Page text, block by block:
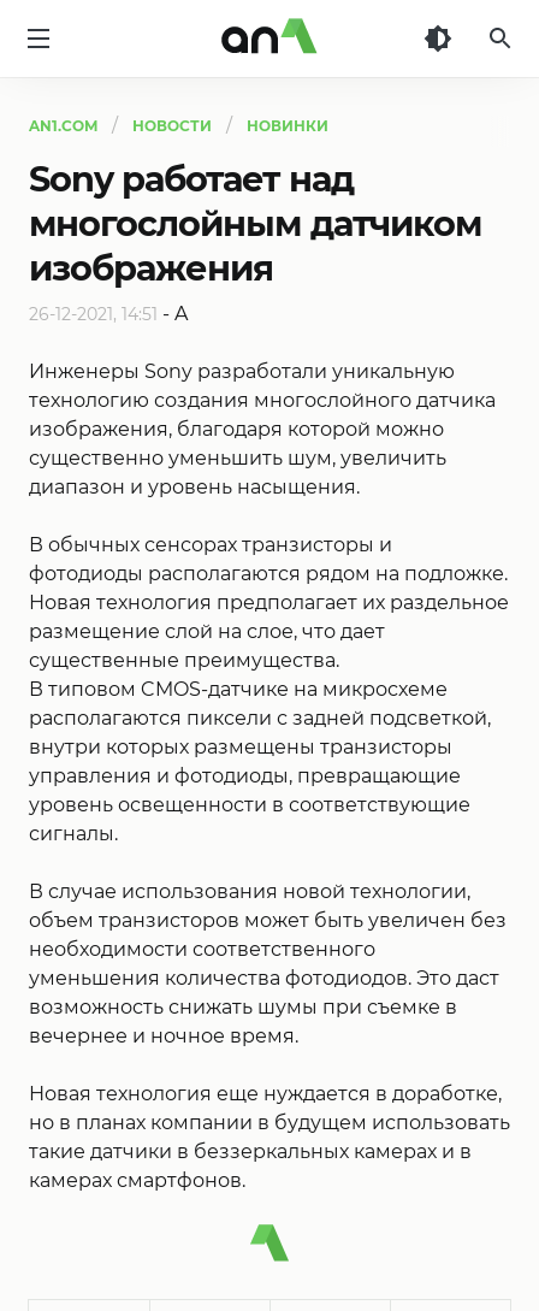
AN1.COM НОВОСТИ НОВИНКИ
Sony работает над
многослойным датчиком
изображения
26-12-2021, 14:51 - A
Инженеры Sony разработали уникальную
технологию создания многослойного датчика
изображения, благодаря которой можно
существенно уменьшить шум, увеличить
диапазон и уровень насыщения.
В обычных сенсорах транзисторы и
фотодиоды располагаются рядом на подложке.
Новая технология предполагает их раздельное
размещение слой на слое, что дает
существенные преимущества.
В типовом CMOS-датчике на микросхеме
располагаются пиксели с задней подсветкой,
внутри которых размещены транзисторы
управления и фотодиоды, превращающие
уровень освещенности в соответствующие
сигналы.
В случае использования новой технологии,
объем транзисторов может быть увеличен без
необходимости соответственного
уменьшения количества фотодиодов. Это даст
возможность снижать шумы при съемке в
вечернее и ночное время.
Новая технология еще нуждается в доработке,
но в планах компании в будущем использовать
такие датчики в беззеркальных камерах и в
камерах смартфонов.